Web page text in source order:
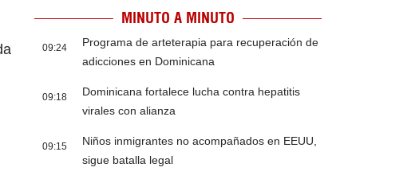
MINUTO A MINUTO
09:24
Programa de arteterapia para recuperación de
adicciones en Dominicana
09:18
Dominicana fortalece lucha contra hepatitis
virales con alianza
09:15
Niños inmigrantes no acompañados en EEUU,
sigue batalla legal